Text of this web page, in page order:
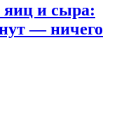
яиц и сыра:
— ничего